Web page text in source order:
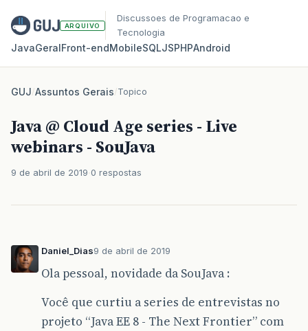
ARQUIVO
Discussoes de Programacao e
Tecnologia
JavaGeralFront‑endMobileSQLJSPHPAndroid
GUJ/Assuntos Gerais/Topico
Java @ Cloud Age series - Live
webinars - SouJava
9 de abril de 2019 0 respostas
Daniel_Dias9 de abril de 2019
Ola pessoal, novidade da SouJava :
Você que curtiu a series de entrevistas no
projeto “Java EE 8 - The Next Frontier” com